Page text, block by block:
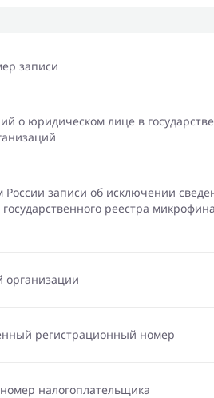
записи
о юридическом лице в
России записи об исключении
реестра
организации
регистрационный номер
налогоплательщика